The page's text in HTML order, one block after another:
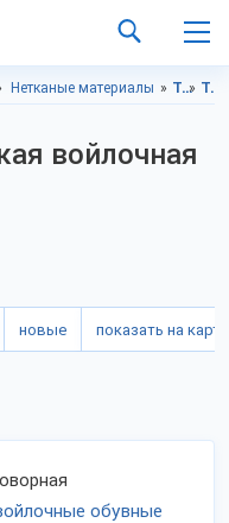
Нетканые материалы Текстиль, Нижегородская область Текстиль, г.Бор
войлочная
новые показать на карте
обувные